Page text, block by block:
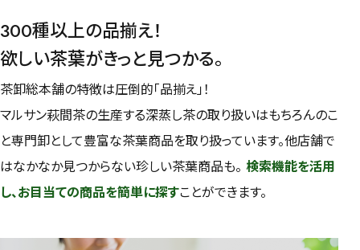
茶葉を選択
健康茶 ハーブティー
紅茶
容量を選択
50g 100g 500g 1000g
300種以上の品揃え！
欲しい茶葉がきっと見つかる。
茶卸総本舗の特徴は圧倒的「品揃え」！
マルサン萩間茶の生産する深蒸し茶の取り扱いはもちろんのこ
と専門卸として豊富な茶葉商品を取り扱っています。他店舗で
はなかなか見つからない珍しい茶葉商品も。 検索機能を活用
し、お目当ての商品を簡単に探すことができます。